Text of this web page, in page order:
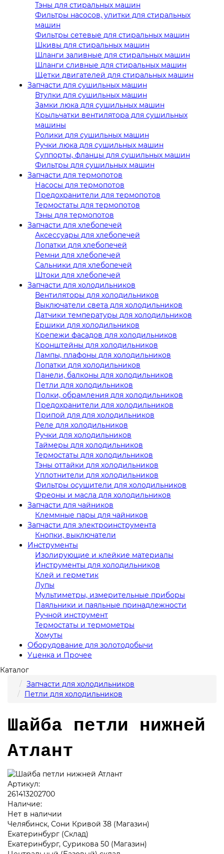
Тэны для стиральных машин
Фильтры насосов, улитки для стиральных
машин
Фильтры сетевые для стиральных машин
Шкивы для стиральных машин
Шланги заливные для стиральных машин
Шланги сливные для стиральных машин
Щетки двигателей для стиральных машин
Запчасти для сушильных машин
Втулки для сушильных машин
Замки люка для сушильных машин
Крыльчатки вентилятора для сушильных
машины
Ролики для сушильных машин
Ручки люка для сушильных машин
Суппорты, фланцы для сушильных машин
Фильтры для сушильных машин
Запчасти для термопотов
Насосы для термопотов
Предохранители для термопотов
Термостаты для термопотов
Тэны для термопотов
Запчасти для хлебопечей
Аксессуары для хлебопечей
Лопатки для хлебопечей
Ремни для хлебопечей
Сальники для хлебопечей
Штоки для хлебопечей
Запчасти для холодильников
Вентиляторы для холодильников
Выключатели света для холодильников
Датчики температуры для холодильников
Ершики для холодильников
Крепежи фасадов для холодильников
Кронштейны для холодильников
Лампы, плафоны для холодильников
Лопатки для холодильников
Панели, балконы для холодильников
Петли для холодильников
Полки, обрамления для холодильников
Предохранители для холодильников
Припой для для холодильников
Реле для холодильников
Ручки для холодильников
Таймеры для холодильников
Термостаты для холодильников
Тэны оттайки для холодильников
Уплотнители для холодильников
Фильтры осушители для холодильников
Фреоны и масла для холодильников
Запчасти для чайников
Клеммные пары для чайников
Запчасти для электроинструмента
Кнопки, выключатели
Инструменты
Изолирующие и клейкие материалы
Инструменты для холодильников
Клей и герметик
Лупы
Мультиметры, измерительные приборы
Паяльники и паяльные принадлежности
Ручной инструмент
Термостаты и термометры
Хомуты
Оборудование для золотодобычи
Уценка и Прочее
Каталог
Запчасти для холодильников
Петли для холодильников
Шайба петли нижней
Атлант
Артикул:
261413202700
Наличие:
Нет в наличии
Челябинск, Сони Кривой 38 (Магазин)
Екатеринбург (Склад)
Екатеринбург, Сурикова 50 (Магазин)